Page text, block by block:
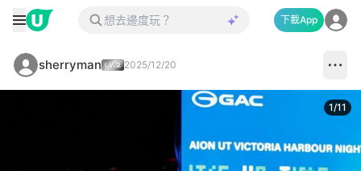
下載App
sherryman 2025/12/20
1/11